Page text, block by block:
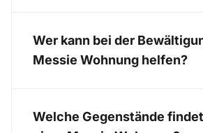
Wer kann bei der
Messie Wohnung helfen?
Welche Gegenstände